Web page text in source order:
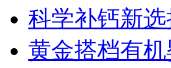
科学补钙新
黄金搭档有